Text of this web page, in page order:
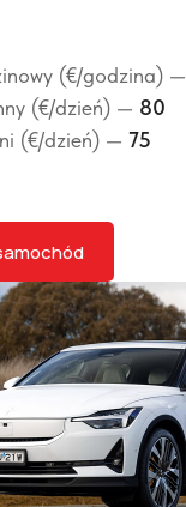
(€/godzina) —
(€/dzień) — 80
(€/dzień) — 75